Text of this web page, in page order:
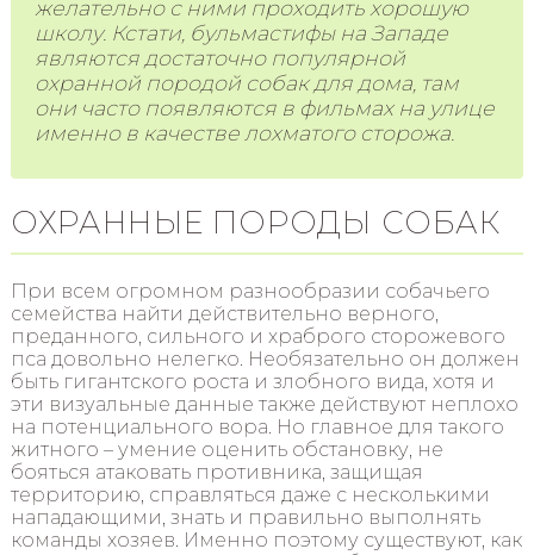
желательно с ними проходить хорошую
школу. Кстати, бульмастифы на Западе
являются достаточно популярной
охранной породой собак для дома, там
они часто появляются в фильмах на улице
именно в качестве лохматого сторожа.
ОХРАННЫЕ ПОРОДЫ СОБАК
При всем огромном разнообразии собачьего
семейства найти действительно верного,
преданного, сильного и храброго сторожевого
пса довольно нелегко. Необязательно он должен
быть гигантского роста и злобного вида, хотя и
эти визуальные данные также действуют неплохо
на потенциального вора. Но главное для такого
житного – умение оценить обстановку, не
бояться атаковать противника, защищая
территорию, справляться даже с несколькими
нападающими, знать и правильно выполнять
команды хозяев. Именно поэтому существуют, как